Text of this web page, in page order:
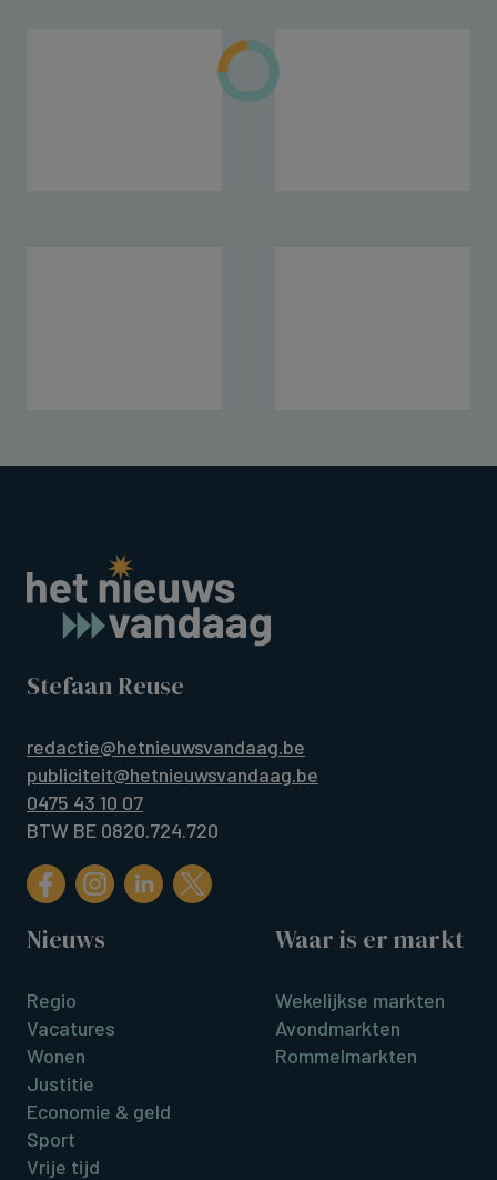
Stefaan Reuse
redactie@hetnieuwsvandaag.be
publiciteit@hetnieuwsvandaag.be
0475 43 10 07
BTW BE 0820.724.720
Nieuws
Regio
Vacatures
Wonen
Justitie
Economie & geld
Sport
Vrije tijd
Waar is er markt
Wekelijkse markten
Avondmarkten
Rommelmarkten